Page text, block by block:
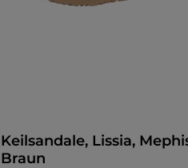
Keilsandale, Lissia,
Braun